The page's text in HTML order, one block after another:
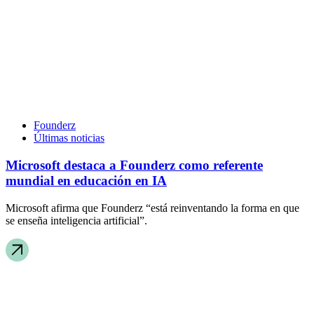
Founderz
Últimas noticias
Microsoft destaca a Founderz como referente
mundial en educación en IA
Microsoft afirma que Founderz “está reinventando la forma en que
se enseña inteligencia artificial”.